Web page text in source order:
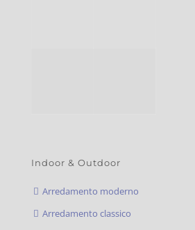
Indoor & Outdoor
Arredamento moderno
Arredamento classico